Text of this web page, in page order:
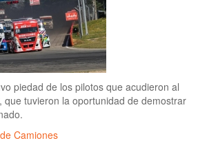
piedad de los pilotos que acudieron al
que tuvieron la oportunidad de demostrar
Camiones